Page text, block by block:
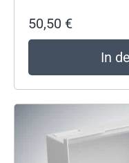
50,50 €
In